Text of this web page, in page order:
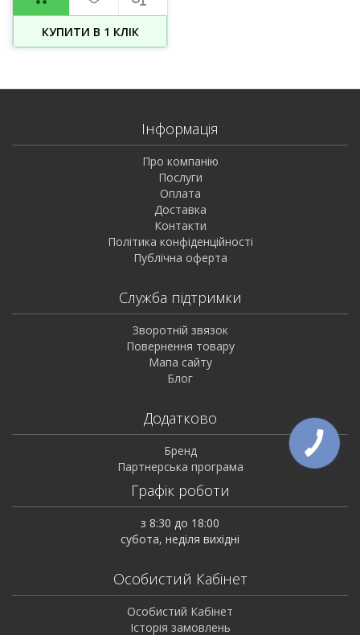
КУПИТИ В 1 КЛIК
Інформація
Про компанію
Послуги
Оплата
Доставка
Контакти
Політика конфіденційності
Публічна оферта
Служба підтримки
Зворотній звязок
Повернення товару
Мапа сайту
Блог
Додатково
Бренд
Партнерська програма
Графік роботи
з 8:30 до 18:00
субота, неділя вихідні
Особистий Кабінет
Особистий Кабінет
Історія замовлень